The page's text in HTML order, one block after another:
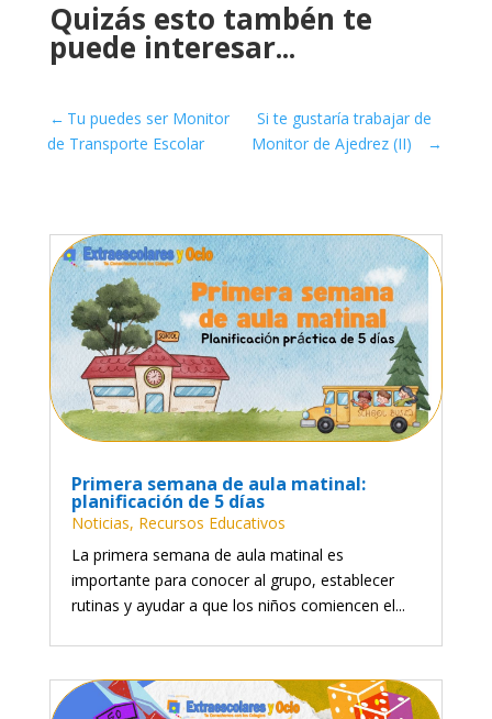
Quizás esto tambén te
puede interesar...
←Tu puedes ser Monitor
de Transporte Escolar
Si te gustaría trabajar de
Monitor de Ajedrez (II)
→
Primera semana de aula matinal:
planificación de 5 días
Noticias, Recursos Educativos
La primera semana de aula matinal es
importante para conocer al grupo, establecer
rutinas y ayudar a que los niños comiencen el...